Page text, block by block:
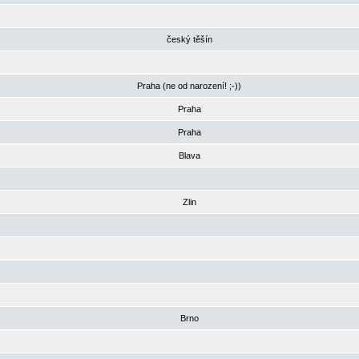
český těšín
Praha (ne od narození! ;-))
Praha
Praha
Blava
Zlin
Brno